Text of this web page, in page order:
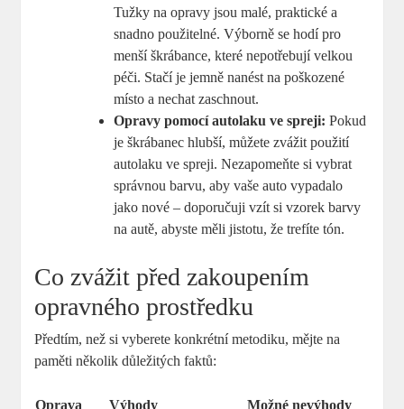
Tužky na opravy jsou malé, praktické a
snadno použitelné. Výborně se hodí pro
menší škrábance, které nepotřebují velkou
péči. Stačí je jemně nanést na poškozené
místo a nechat zaschnout.
Opravy pomocí autolaku ve spreji: Pokud
je škrábanec hlubší, můžete zvážit použití
autolaku ve spreji. Nezapomeňte si vybrat
správnou barvu, aby vaše auto vypadalo
jako nové – doporučuji vzít si vzorek barvy
na autě, abyste měli jistotu, že trefíte tón.
Co zvážit před zakoupením
opravného prostředku
Předtím, než si vyberete konkrétní metodiku, mějte na
paměti několik důležitých faktů:
Oprava Výhody Možné nevýhody